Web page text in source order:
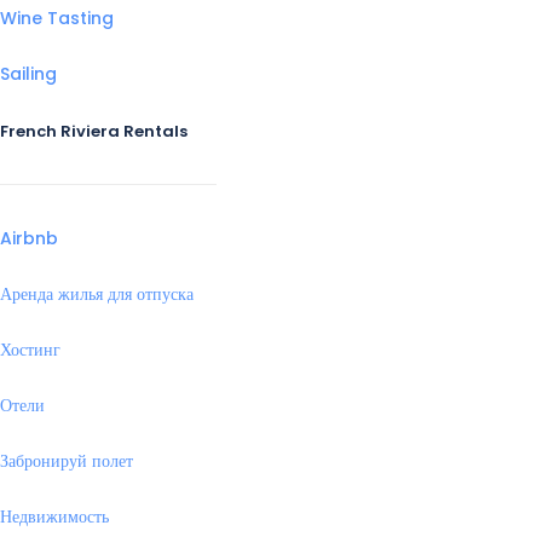
Wine Tasting
Sailing
French Riviera Rentals
Airbnb
Аренда жилья для отпуска
Хостинг
Отели
Забронируй полет
Недвижимость